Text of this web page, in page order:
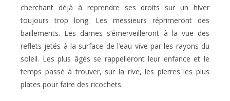
cherchant déjà à reprendre ses droits sur un hiver
toujours trop long. Les messieurs réprimeront des
baillements. Les dames s’émerveilleront à la vue des
reflets jetés à la surface de l’eau vive par les rayons du
soleil. Les plus âgés se rappelleront leur enfance et le
temps passé à trouver, sur la rive, les pierres les plus
plates pour faire des ricochets.